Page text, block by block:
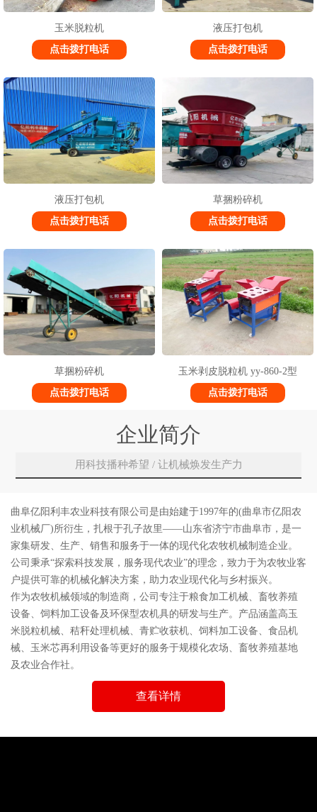
玉米脱粒机
点击拨打电话
液压打包机
点击拨打电话
液压打包机
点击拨打电话
草捆粉碎机
点击拨打电话
草捆粉碎机
点击拨打电话
玉米剥皮脱粒机 yy-860-2型
点击拨打电话
企业简介
用科技播种希望 / 让机械焕发生产力
曲阜亿阳利丰农业科技有限公司是由始建于1997年的(曲阜市亿阳农
业机械厂)所衍生，扎根于孔子故里——山东省济宁市曲阜市，是一
家集研发、生产、销售和服务于一体的现代化农牧机械制造企业。
公司秉承“探索科技发展，服务现代农业”的理念，致力于为农牧业客
户提供可靠的机械化解决方案，助力农业现代化与乡村振兴。
作为农牧机械领域的制造商，公司专注于粮食加工机械、畜牧养殖
设备、饲料加工设备及环保型农机具的研发与生产。产品涵盖高玉
米脱粒机械、秸秆处理机械、青贮收获机、饲料加工设备、食品机
械、玉米芯再利用设备等更好的服务于规模化农场、畜牧养殖基地
及农业合作社。
查看详情